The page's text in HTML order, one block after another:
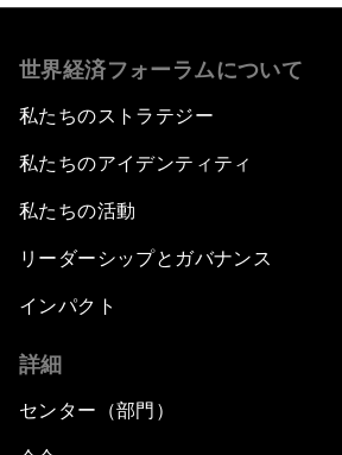
世界経済フォーラムについて
私たちのストラテジー
私たちのアイデンティティ
私たちの活動
リーダーシップとガバナンス
インパクト
詳細
センター（部門）